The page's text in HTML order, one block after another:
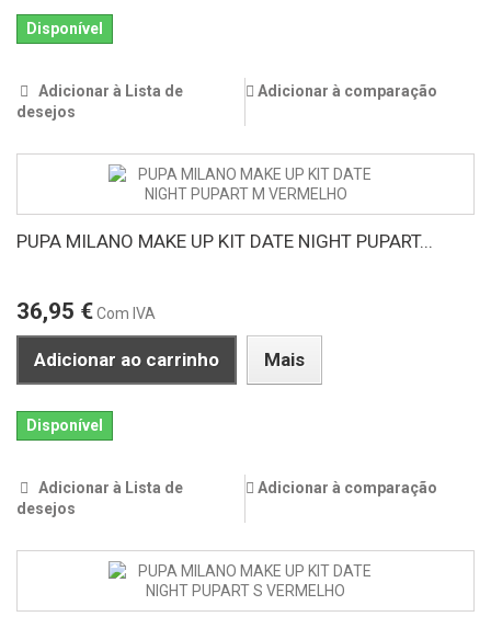
Disponível
Adicionar à Lista de
desejos
Adicionar à comparação
PUPA MILANO MAKE UP KIT DATE NIGHT PUPART...
36,95 €Com IVA
Adicionar ao carrinho Mais
Disponível
Adicionar à Lista de
desejos
Adicionar à comparação